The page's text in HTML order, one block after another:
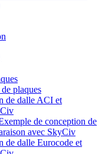
plaques
de dalle ACI et
de conception de
avec SkyCiv
de dalle Eurocode et